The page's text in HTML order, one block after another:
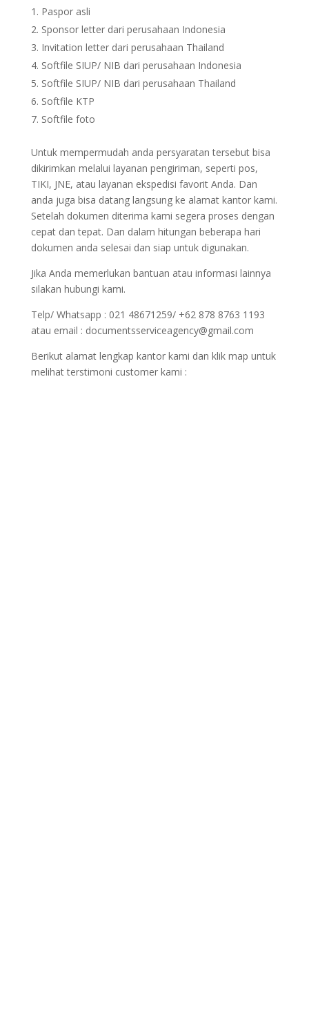
Paspor asli
Sponsor letter dari perusahaan Indonesia
Invitation letter dari perusahaan Thailand
Softfile SIUP/ NIB dari perusahaan Indonesia
Softfile SIUP/ NIB dari perusahaan Thailand
Softfile KTP
Softfile foto
Untuk mempermudah anda persyaratan tersebut bisa
dikirimkan melalui layanan pengiriman, seperti pos,
TIKI, JNE, atau layanan ekspedisi favorit Anda. Dan
anda juga bisa datang langsung ke alamat kantor kami.
Setelah dokumen diterima kami segera proses dengan
cepat dan tepat. Dan dalam hitungan beberapa hari
dokumen anda selesai dan siap untuk digunakan.
Jika Anda memerlukan bantuan atau informasi lainnya
silakan hubungi kami.
Telp/ Whatsapp : 021 48671259/ +62 878 8763 1193
atau email : documentsserviceagency@gmail.com
Berikut alamat lengkap kantor kami dan klik map untuk
melihat terstimoni customer kami :